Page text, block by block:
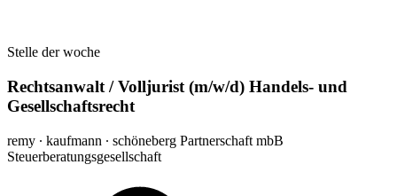
Stelle der woche
Rechtsanwalt / Volljurist (m/w/d) Handels- und
Gesellschaftsrecht
remy ∙ kaufmann ∙ schöneberg Partnerschaft mbB
Steuerberatungsgesellschaft